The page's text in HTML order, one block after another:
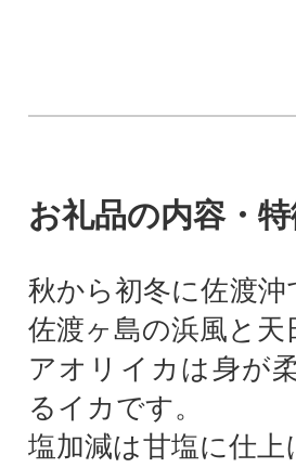
お礼品の内容・
秋から初冬に佐渡
佐渡ヶ島の浜風と
アオリイカは身が
るイカです。
塩加減は甘塩に仕